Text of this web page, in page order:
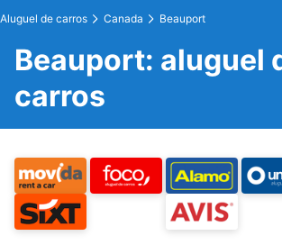
Aluguel de carros Canada Beauport
Beauport: aluguel
carros